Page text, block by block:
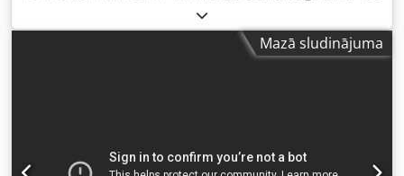
mm - maksimālais garums: 6000 mm - maksimālais
elementa platums: 200 mm - maksimālais elementa
biezums: 200 mm - veltņu motora jauda: 0,75 kW - ķēžu
pneimatiskais nospiešanas mehānisms - izmēri
Mazā sludinājuma